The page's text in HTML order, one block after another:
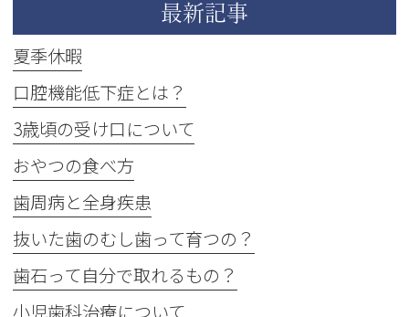
最新記事
夏季休暇
口腔機能低下症とは？
3歳頃の受け口について
おやつの食べ方
歯周病と全身疾患
抜いた歯のむし歯って育つの？
歯石って自分で取れるもの？
小児歯科治療について